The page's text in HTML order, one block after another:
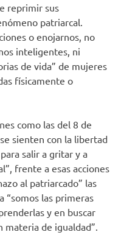
reprimir sus
patriarcal.
o enojarnos, no
inteligentes, ni
de vida” de mujeres
físicamente o
como las del 8 de
sienten con la libertad
salir a gritar y a
frente a esas acciones
al patriarcado” las
“somos las primeras
y en buscar
materia de igualdad”.